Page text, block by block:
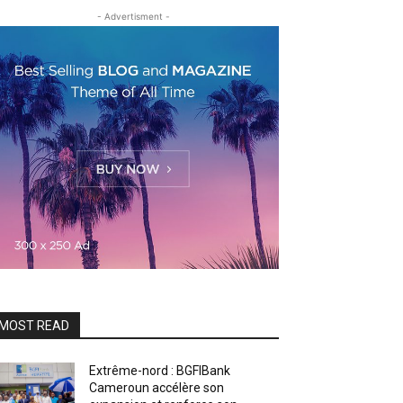
- Advertisment -
READ
Extrême-nord : BGFIBank
Cameroun accélère son